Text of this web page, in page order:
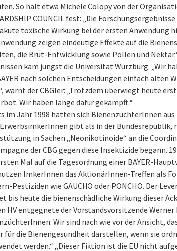
So hält etwa Michele Colopy von der
COUNCIL fest: „Die
toxische Wirkung bei der ersten Anwendung
zeigen eindeutige Effekte auf die
die Brut-Entwicklung sowie Pollen und
kam jüngst die Universität Würzburg. „Wir
nach solchen Entscheidungen einfach alten
warnt der CBGler: „Trotzdem überwiegt heute
Wir haben lange dafür gekämpft.“
im Jahr 1998 hatten sich BienenzüchterInnen aus
gibt als in der Bundesrepublik,
in Sachen „Neonikotinoide“ an die
der CBG gegen diese Insektizide begann.
Mal auf die Tagesordnung einer BAYER-
ImkerInnen das AktionärInnen-Treffen als
Pestiziden wie GAUCHO oder PONCHO. Der
bis heute die bienenschädliche Wirkung dieser
HV entgegnete der Vorstandsvorsitzende Werner
Wir sind nach wie vor der Ansicht,
für die Bienengesundheit darstellen, wenn sie
werden.“ „Dieser Fiktion ist die EU nicht